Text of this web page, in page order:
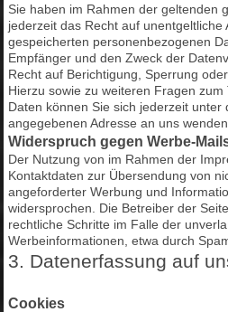
Sie haben im Rahmen der geltenden
jederzeit das Recht auf unentgeltliche
gespeicherten personenbezogenen
Empfänger und den Zweck der
Recht auf Berichtigung, Sperrung
Hierzu sowie zu weiteren Fragen
Daten können Sie sich jederzeit unter
angegebenen Adresse an uns wenden.
Widerspruch gegen Werbe-
Der Nutzung von im Rahmen der
Kontaktdaten zur Übersendung von
angeforderter Werbung und
widersprochen. Die Betreiber der
rechtliche Schritte im Falle der
Werbeinformationen, etwa durch
3. Datenerfassung auf
Cookies